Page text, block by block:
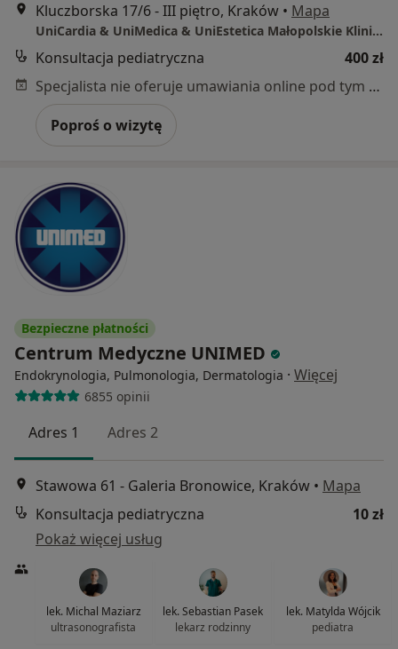
Kluczborska 17/6 - III piętro, Kraków • Mapa
UniCardia & UniMedica & UniEstetica Małopolskie Kliniki Specjalistyczne w Krakowie
Konsultacja pediatryczna
400 zł
Specjalista nie oferuje umawiania online pod tym adresem.
Poproś o wizytę
Bezpieczne płatności
Centrum Medyczne UNIMED
Endokrynologia, Pulmonologia, Dermatologia · Więcej
6855 opinii
Adres 1 Adres 2
Stawowa 61 - Galeria Bronowice, Kraków • Mapa
Konsultacja pediatryczna
10 zł
Pokaż więcej usług
lek. Michal Maziarz
ultrasonografista
lek. Sebastian Pasek
lekarz rodzinny
lek. Matylda Wójcik
pediatra